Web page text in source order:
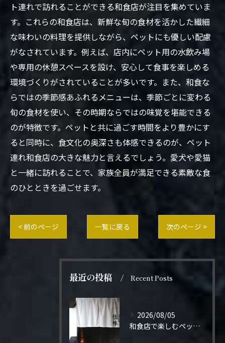
ト連れで訪れることができる和食店が注目を集めていま
す。これらの和食店は、新鮮な旬の食材を活かした繊細
な味わいの料理を提供しながら、ペットにも優しい配慮
がなされています。例えば、店内にペット用の水飲み場
や専用の休憩スペースを設け、安心して食事を楽しめる
環境づくりがされていることが多いです。また、和食な
らではの季節感あふれるメニューは、季節ごとに変わる
旬の食材を使い、その時期ならではの味覚を堪能できる
のが特徴です。ペットと共に過ごす時間をより豊かにす
ると同時に、食文化の奥深さも体感できるのが、ペット
連れ和食店の大きな魅力と言えるでしょう。愛犬や愛猫
と一緒に訪れることで、家族全員が満足できる素敵な食
のひとときを過ごせます。
< 前のページ 一覧に戻る 次のページ >
最近の投稿 Recent Posts
2026/08/05
和食店で楽しむペット同伴の食事体験